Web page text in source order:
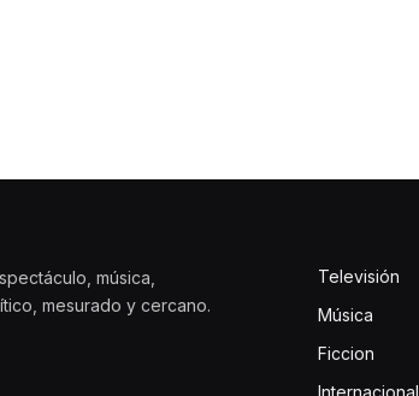
música,
mesurado y cercano.
Televisión
Música
Ficcion
Internacional